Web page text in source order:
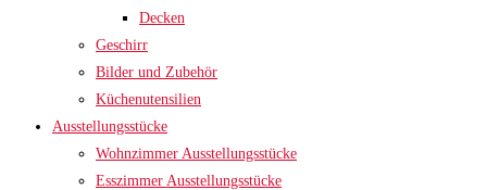
Decken
Geschirr
Bilder und Zubehör
Küchenutensilien
Ausstellungsstücke
Wohnzimmer Ausstellungsstücke
Esszimmer Ausstellungsstücke